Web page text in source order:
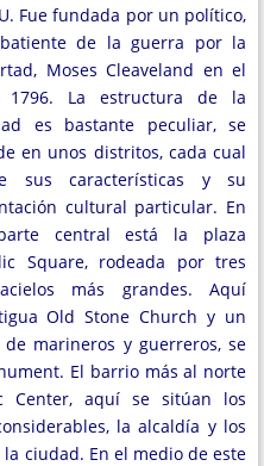
Fue fundada por un político,
de la guerra por la
Moses Cleaveland en el
1796. La estructura de la
es bastante peculiar, se
en unos distritos, cada cual
sus características y su
cultural particular. En
central está la plaza
Square, rodeada por tres
más grandes. Aquí
Old Stone Church y un
marineros y guerreros, se
El barrio más al norte
Center, aquí se sitúan los
la alcaldía y los
ciudad. En el medio de este